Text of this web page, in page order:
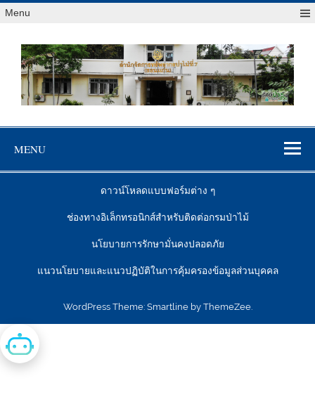
Menu
สจป.ที่ 7
(ขอนแก่น)
MENU
ดาวน์โหลดแบบฟอร์มต่าง ๆ
ช่องทางอิเล็กทรอนิกส์สำหรับติดต่อกรมป่าไม้
นโยบายการรักษามั่นคงปลอดภัย
แนวนโยบายและแนวปฏิบัติในการคุ้มครองข้อมูลส่วนบุคคล
WordPress Theme: Smartline by ThemeZee.